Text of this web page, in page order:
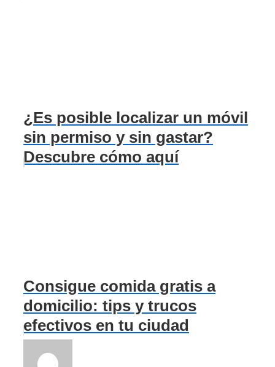
¿Es posible localizar un móvil
sin permiso y sin gastar?
Descubre cómo aquí
Consigue comida gratis a
domicilio: tips y trucos
efectivos en tu ciudad